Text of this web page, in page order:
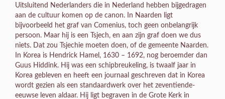
Uitsluitend Nederlanders die in Nederland hebben bijgedragen
aan de cultuur komen op de canon. In Naarden ligt
bijvoorbeeld het graf van Comenius, toch geen onbelangrijk
persoon. Maar hij is een Tsjech, en aan zijn graf doen we dus
niets. Dat zou Tsjechie moeten doen, of de gemeente Naarden.
In Korea is Hendrick Hamel, 1630 – 1692, nog beroemder dan
Guus Hiddink. Hij was een schipbreukeling, is twaalf jaar in
Korea gebleven en heeft een journaal geschreven dat in Korea
wordt gezien als een standaardwerk over het zeventiende-
eeuwse leven aldaar. Hij ligt begraven in de Grote Kerk in